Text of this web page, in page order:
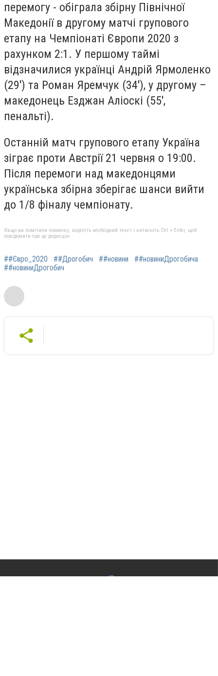
перемогу - обіграла збірну Північної
Македонії в другому матчі групового
етапу на Чемпіонаті Європи 2020 з
рахунком 2:1. У першому таймі
відзначилися українці Андрій Ярмоленко
(29') та Роман Яремчук (34'), у другому –
македонець Езджан Аліоскі (55',
пенальті).
Останній матч групового етапу Україна
зіграє проти Австрії 21 червня о 19:00.
Після перемоги над македонцями
українська збірна зберігає шанси вийти
до 1/8 фіналу чемпіонату.
Якщо ви помітили помилку, виділіть необхідний текст і натисніть Ctrl + Enter, щоб
повідомити про це редакцію
##Євро_2020 ##Дрогобич ##новини
##новиниДрогобича
##новиниДрогобич